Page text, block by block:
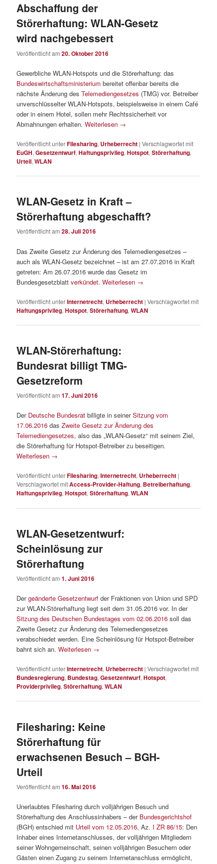
Abschaffung der
Störerhaftung: WLAN-Gesetz
wird nachgebessert
Veröffentlicht am20. Oktober 2016
Gewerbliche WLAN-Hotspots und die Störerhaftung: das
Bundeswirtschaftsministerium bereitet offenbar bereits die
nächste Änderung desTelemediengesetzes (TMG) vor. Betreiber
unverschlüsselter WLAN-Hotspots, beispielsweise in einem Café
oder in einem Hotel, sollen mehr Rechtssicherheit vor
Abmahnungen erhalten.Weiterlesen →
Veröffentlicht unterFilesharing, Urheberrecht |Verschlagwortet mit
EuGH,Gesetzentwurf,Haftungsprivileg,Hotspot,Störerhaftung,
Urteil,WLAN
WLAN-Gesetz in Kraft –
Störerhaftung abgeschafft?
Veröffentlicht am28. Juli 2016
Das Zweite Gesetz zur Änderung des Telemediengesetzes –
auch als WLAN-Gesetz bezeichnet – ist am 27.07.2016 in Kraft
getreten: Am 26.07.2016 wurde das Gesetz im
Bundesgesetzblattverkündet.Weiterlesen →
Veröffentlicht unterInternetrecht, Urheberrecht |Verschlagwortet mit
Haftungsprivileg,Hotspot,Störerhaftung,WLAN
WLAN-Störerhaftung:
Bundesrat billigt TMG-
Gesetzreform
Veröffentlicht am17. Juni 2016
Der Deutsche Bundesrat billigte in seinerSitzung vom
17.06.2016 dasZweite Gesetz zur Änderung des
Telemediengesetzes, also das „WLAN-Gesetz“ mit seinem Ziel,
die Störerhaftung für Hotspot-Betreiber zu beseitigen.
Weiterlesen →
Veröffentlicht unterFilesharing,Internetrecht, Urheberrecht |
Verschlagwortet mitAccess-Provider-Haftung, Betreiberhaftung,
Haftungsprivileg,Hotspot,Störerhaftung,WLAN
WLAN-Gesetzentwurf:
Scheinlösung zur
Störerhaftung
Veröffentlicht am1. Juni 2016
Dergeänderte Gesetzentwurf der Fraktionen von Union und SPD
zur WLAN-Störerhaftung liegt seit dem 31.05.2016 vor. In der
Sitzung des Deutschen Bundestages vom 02.06.2016 soll das
Zweite Gesetz zur Änderung des Telemediengesetzes
verabschiedet werden. Eine Scheinlösung für Hotspot-Betreiber
bahnt sich an.Weiterlesen →
Veröffentlicht unterInternetrecht, Urheberrecht |Verschlagwortet mit
Bundesregierung, Bundestag,Gesetzentwurf,Hotspot,
Providerprivileg,Störerhaftung,WLAN
Filesharing: Keine
Störerhaftung für
erwachsenen Besuch – BGH-
Urteil
Veröffentlicht am16. Mai 2016
Unerlaubtes Filesharing durch volljährigen Besuch und
Störerhaftung des Anschlussinhabers – der Bundesgerichtshof
(BGH) entschied mit Urteil vom 12.05.2016, Az. I ZR 86/15: Den
Inhaber eines Internetanschlusses, der volljährigen Mitgliedern
seiner Wohngemeinschaft, seinen volljährigen Besuchern oder
Gästen einen Zugang zu seinem Internetanschluss ermöglicht,